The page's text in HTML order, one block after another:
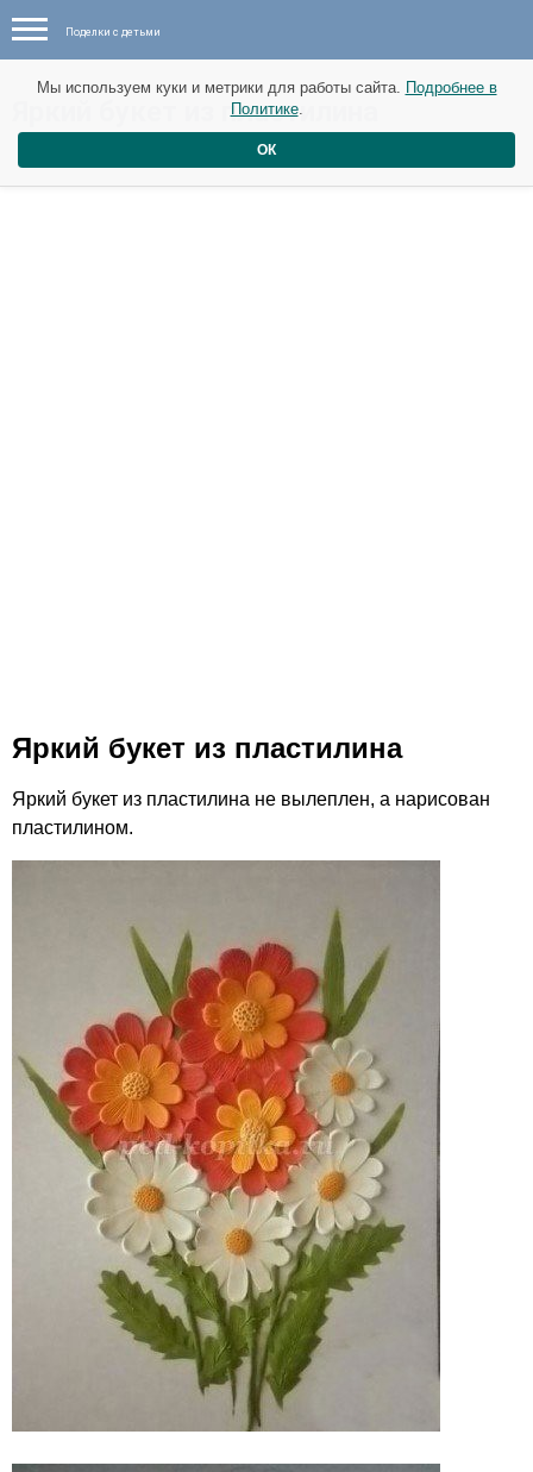
Поделки с детьми
​Яркий букет из пластилина
Яркий букет из пластилина
Яркий букет из пластилина не вылеплен, а нарисован
пластилином.
Мы используем куки и метрики для работы сайта. Подробнее в
Политике.
ОК